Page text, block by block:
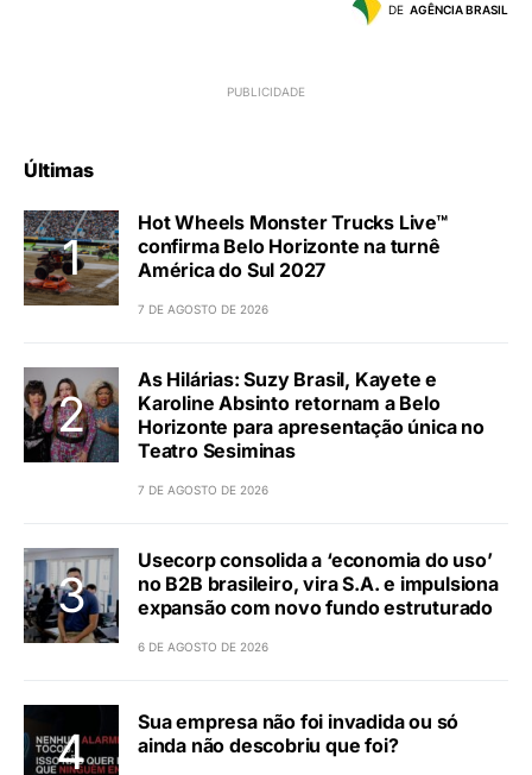
DE AGÊNCIA BRASIL
Últimas
Hot Wheels Monster Trucks Live™
confirma Belo Horizonte na turnê
América do Sul 2027
7 DE AGOSTO DE 2026
As Hilárias: Suzy Brasil, Kayete e
Karoline Absinto retornam a Belo
Horizonte para apresentação única no
Teatro Sesiminas
7 DE AGOSTO DE 2026
Usecorp consolida a ‘economia do uso’
no B2B brasileiro, vira S.A. e impulsiona
expansão com novo fundo estruturado
6 DE AGOSTO DE 2026
Sua empresa não foi invadida ou só
ainda não descobriu que foi?